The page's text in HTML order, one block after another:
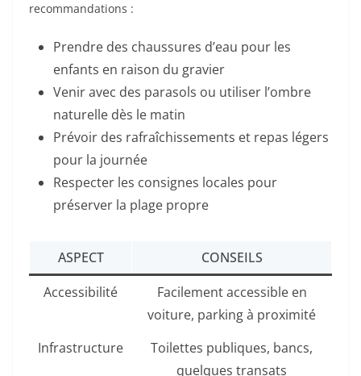
recommandations :
Prendre des chaussures d’eau pour les
enfants en raison du gravier
Venir avec des parasols ou utiliser l’ombre
naturelle dès le matin
Prévoir des rafraîchissements et repas légers
pour la journée
Respecter les consignes locales pour
préserver la plage propre
ASPECT
CONSEILS
Accessibilité
Facilement accessible en
voiture, parking à proximité
Infrastructure
Toilettes publiques, bancs,
quelques transats